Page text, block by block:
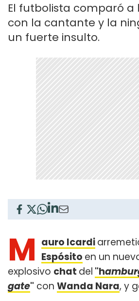
El futbolista comparó a
con la cantante y la
un fuerte insulto.
M auro Icardi
Espósito en un
explosivo chat del "h
gate" con Wanda Nara, y